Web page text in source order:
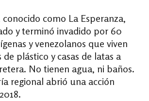
como La Esperanza,
y terminó invadido por 60
y venezolanos que viven
plástico y casas de latas a
No tienen agua, ni baños.
regional abrió una acción